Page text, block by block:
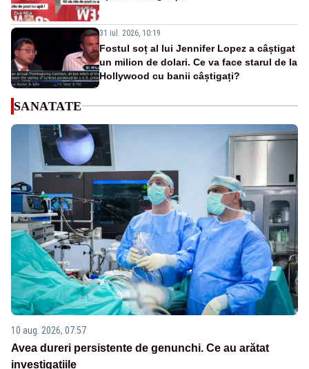
31 iul. 2026, 10:19
Fostul soț al lui Jennifer Lopez a câștigat
un milion de dolari. Ce va face starul de la
Hollywood cu banii câștigați?
SANATATE
10 aug. 2026, 07:57
Avea dureri persistente de genunchi. Ce au arătat
investigațiile